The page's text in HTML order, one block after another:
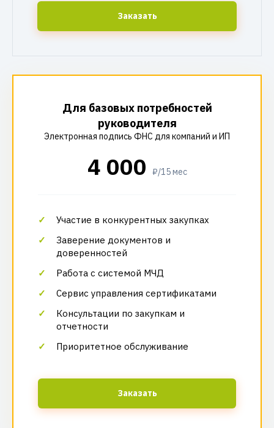
Заказать
Для базовых потребностей
руководителя
Электронная подпись ФНС для компаний и ИП
4 000 ₽/15 мес
Участие в конкурентных закупках
Заверение документов и
доверенностей
Работа с системой МЧД
Сервис управления сертификатами
Консультации по закупкам и
отчетности
Приоритетное обслуживание
Заказать